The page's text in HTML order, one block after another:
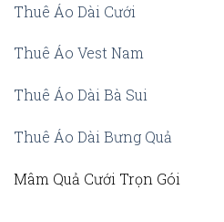
Thuê Áo Dài Cưới
Thuê Áo Vest Nam
Thuê Áo Dài Bà Sui
Thuê Áo Dài Bưng Quả
Mâm Quả Cưới Trọn Gói